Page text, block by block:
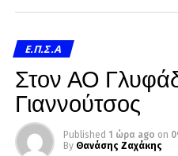
Ε.Π.Σ.Α
Στον ΑΟ
Γιαννούτσος
Published 1 ώρα ago on
By Θανάσης Ζαχάκης